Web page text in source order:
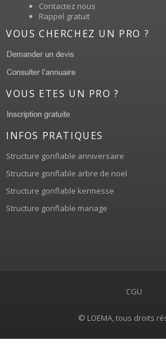
Contactez nous
Rappel gratuit
VOUS CHERCHEZ UN PRO ?
VOUS ETES UN PRO ?
INFOS PRATIQUES
Structure gonflable anniversaire
Structure gonflable arbre de noel
Structure gonflable kermesse
Structure gonflable mariage
CGU
© LOEMA, tous droits